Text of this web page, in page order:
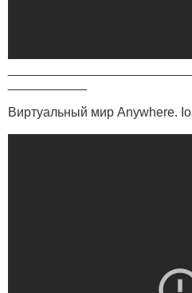
Виртуальный мир Anywhere.